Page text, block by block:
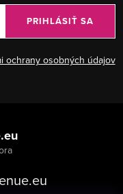
ochrany osobných údajov
PRIHLÁSIŤ SA